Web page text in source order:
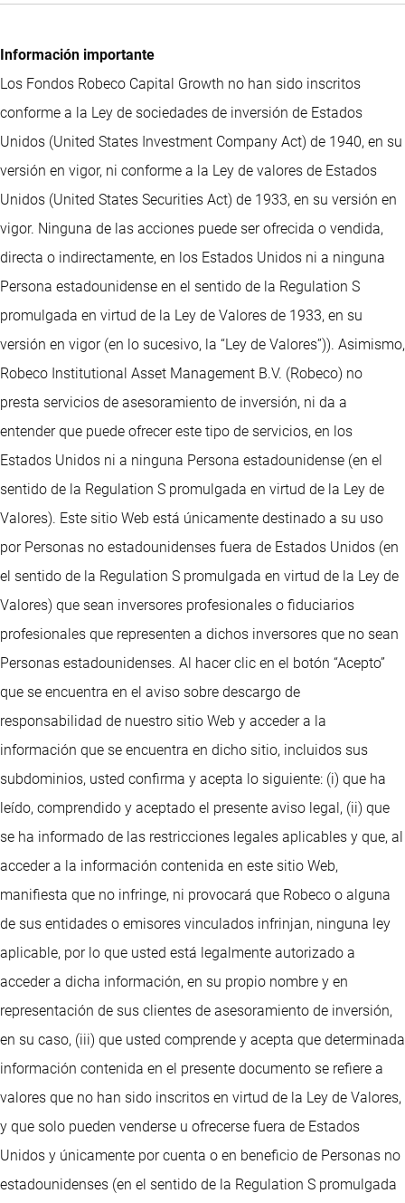
Información importante
Los Fondos Robeco Capital Growth no han sido inscritos
conforme a la Ley de sociedades de inversión de Estados
Unidos (United States Investment Company Act) de 1940, en su
versión en vigor, ni conforme a la Ley de valores de Estados
Unidos (United States Securities Act) de 1933, en su versión en
vigor. Ninguna de las acciones puede ser ofrecida o vendida,
directa o indirectamente, en los Estados Unidos ni a ninguna
Persona estadounidense en el sentido de la Regulation S
promulgada en virtud de la Ley de Valores de 1933, en su
versión en vigor (en lo sucesivo, la “Ley de Valores”)). Asimismo,
Robeco Institutional Asset Management B.V. (Robeco) no
presta servicios de asesoramiento de inversión, ni da a
entender que puede ofrecer este tipo de servicios, en los
Estados Unidos ni a ninguna Persona estadounidense (en el
sentido de la Regulation S promulgada en virtud de la Ley de
Valores). Este sitio Web está únicamente destinado a su uso
por Personas no estadounidenses fuera de Estados Unidos (en
el sentido de la Regulation S promulgada en virtud de la Ley de
Valores) que sean inversores profesionales o fiduciarios
profesionales que representen a dichos inversores que no sean
Personas estadounidenses. Al hacer clic en el botón “Acepto”
que se encuentra en el aviso sobre descargo de
responsabilidad de nuestro sitio Web y acceder a la
información que se encuentra en dicho sitio, incluidos sus
subdominios, usted confirma y acepta lo siguiente: (i) que ha
leído, comprendido y aceptado el presente aviso legal, (ii) que
se ha informado de las restricciones legales aplicables y que, al
acceder a la información contenida en este sitio Web,
manifiesta que no infringe, ni provocará que Robeco o alguna
de sus entidades o emisores vinculados infrinjan, ninguna ley
aplicable, por lo que usted está legalmente autorizado a
acceder a dicha información, en su propio nombre y en
representación de sus clientes de asesoramiento de inversión,
en su caso, (iii) que usted comprende y acepta que determinada
información contenida en el presente documento se refiere a
valores que no han sido inscritos en virtud de la Ley de Valores,
y que solo pueden venderse u ofrecerse fuera de Estados
Unidos y únicamente por cuenta o en beneficio de Personas no
estadounidenses (en el sentido de la Regulation S promulgada